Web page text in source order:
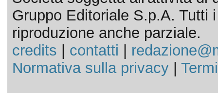
Gruppo Editoriale S.p.A. Tutti
riproduzione anche parziale.
credits
contatti
Normativa sulla privacy|